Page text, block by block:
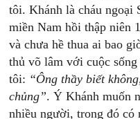
tôi. Khánh là cháu ngoại
miền Nam hồi thập niên
và chưa hề thua ai bao
thủ võ lâm với cuộc
tôi: “Ông thầy biết
chủng”. Ý Khánh muốn
nhiều người, trong đó có